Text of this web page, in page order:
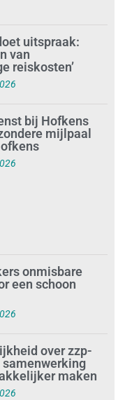
uitspraak:
van
reiskosten’
bij Hofkens
mijlpaal
onmisbare
een schoon
over zzp-
maken